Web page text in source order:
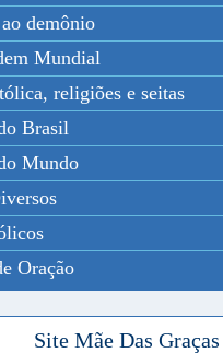
demônio
Mundial
religiões e seitas
Brasil
Mundo
Oração
Site Mãe Das Graças